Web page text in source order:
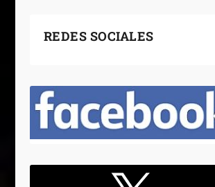
REDES SOCIALES